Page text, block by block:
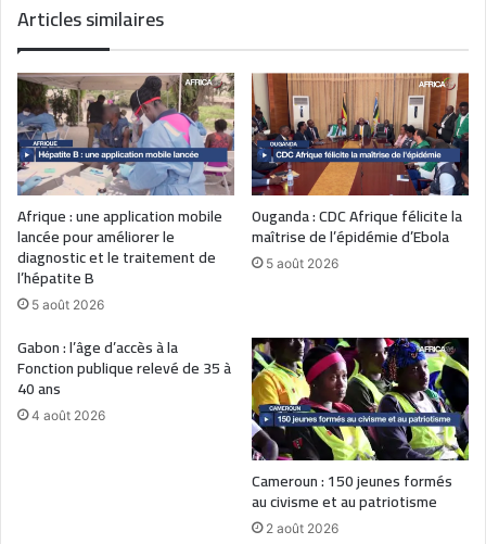
Articles similaires
Afrique : une application mobile
lancée pour améliorer le
diagnostic et le traitement de
l’hépatite B
5 août 2026
Ouganda : CDC Afrique félicite la
maîtrise de l’épidémie d’Ebola
5 août 2026
Gabon : l’âge d’accès à la
Fonction publique relevé de 35 à
40 ans
4 août 2026
Cameroun : 150 jeunes formés
au civisme et au patriotisme
2 août 2026